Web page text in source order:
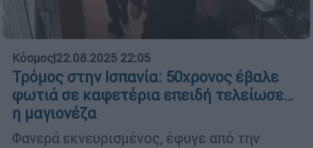
Κόσμος|22.08.2025 22:05
Τρόμος στην Ισπανία: 50χρονος έβαλε
φωτιά σε καφετέρια επειδή τελείωσε…
η μαγιονέζα
Φανερά εκνευρισμένος, έφυγε από την